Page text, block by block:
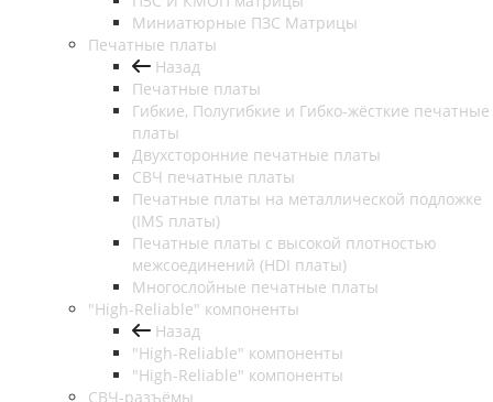
Миниатюрные ПЗС Матрицы
Печатные платы
Назад
Печатные платы
Гибкие, Полугибкие и Гибко-жёсткие печатные
платы
Двухсторонние печатные платы
СВЧ печатные платы
Печатные платы на металлической подложке
(IMS платы)
Печатные платы с высокой плотностью
межсоединений (HDI платы)
Многослойные печатные платы
"High-Reliable" компоненты
Назад
"High-Reliable" компоненты
"High-Reliable" компоненты
СВЧ-разъёмы